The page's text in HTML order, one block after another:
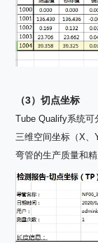
（3）切点坐标
Tube Qualify系统可
三维空间坐标（X
弯管的生产质量和精